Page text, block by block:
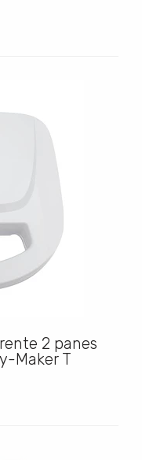
2 panes
Maker T